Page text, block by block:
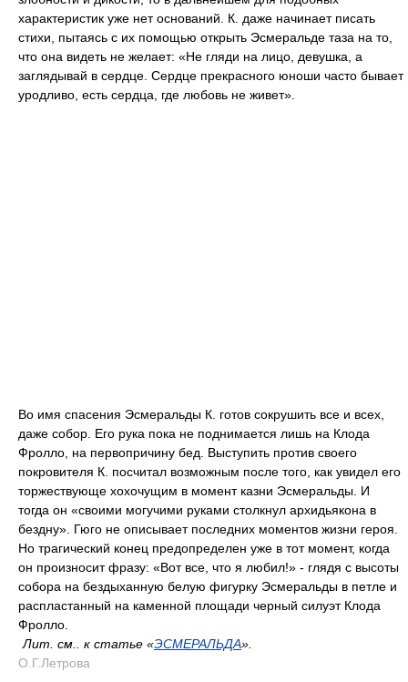
характеристик уже нет оснований. К. даже начинает писать
стихи, пытаясь с их помощью открыть Эсмеральде таза на то,
что она видеть не желает: «Не гляди на лицо, девушка, а
заглядывай в сердце. Сердце прекрасного юноши часто бывает
уродливо, есть сердца, где любовь не живет».
Во имя спасения Эсмеральды К. готов сокрушить все и всех,
даже собор. Его рука пока не поднимается лишь на Клода
Фролло, на первопричину бед. Выступить против своего
покровителя К. посчитал возможным после того, как увидел его
торжествующе хохочущим в момент казни Эсмеральды. И
тогда он «своими могучими руками столкнул архидьякона в
бездну». Гюго не описывает последних моментов жизни героя.
Но трагический конец предопределен уже в тот момент, когда
он произносит фразу: «Вот все, что я любил!» - глядя с высоты
собора на бездыханную белую фигурку Эсмеральды в петле и
распластанный на каменной площади черный силуэт Клода
Фролло.
Лит. см.. к статье «ЭСМЕРАЛЬДА».
О.Г.Летрова